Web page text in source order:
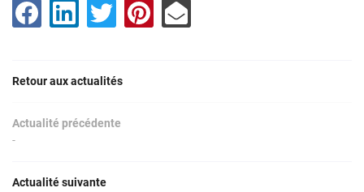
Services
Actualités
Retour aux actualités
Actualité précédente
-
Actualité suivante